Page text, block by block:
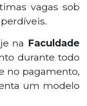
vagas sob
na Faculdade
durante todo
no pagamento,
um modelo